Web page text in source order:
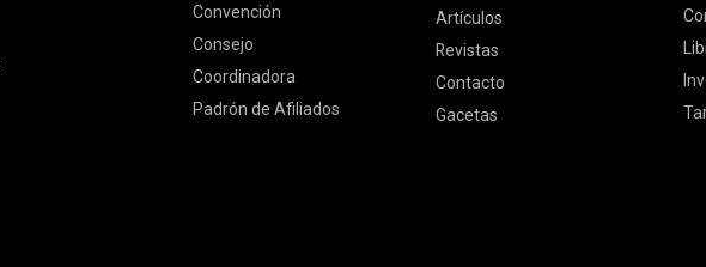
Convención
Consejo
Coordinadora
Padrón de Afiliados
Artículos
Revistas
Contacto
Gacetas